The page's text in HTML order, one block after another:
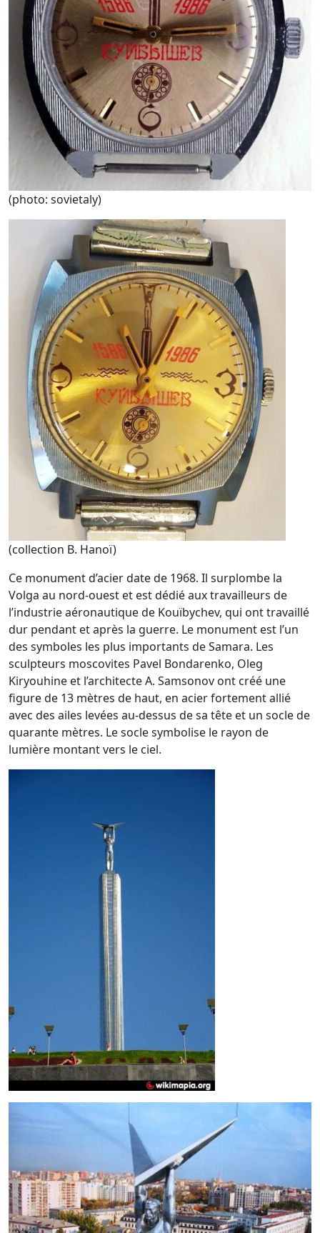
(photo: sovietaly)
(collection B. Hanoï)
Ce monument d’acier date de 1968. Il surplombe la
Volga au nord-ouest et est dédié aux travailleurs de
l’industrie aéronautique de Kouïbychev, qui ont travaillé
dur pendant et après la guerre. Le monument est l’un
des symboles les plus importants de Samara. Les
sculpteurs moscovites Pavel Bondarenko, Oleg
Kiryouhine et l’architecte A. Samsonov ont créé une
figure de 13 mètres de haut, en acier fortement allié
avec des ailes levées au-dessus de sa tête et un socle de
quarante mètres. Le socle symbolise le rayon de
lumière montant vers le ciel.